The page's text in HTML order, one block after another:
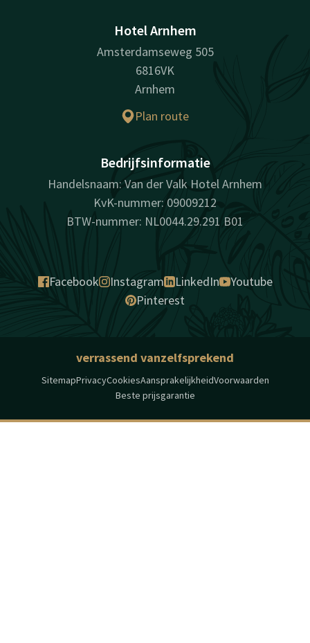
Hotel Arnhem
Amsterdamseweg 505
6816VK
Arnhem
Plan route
Bedrijfsinformatie
Handelsnaam: Van der Valk Hotel Arnhem
KvK-nummer: 09009212
BTW-nummer: NL0044.29.291 B01
Facebook Instagram LinkedIn
Youtube
Pinterest
verrassend vanzelfsprekend
SitemapPrivacyCookiesAansprakelijkheidVoorwaarden
Beste prijsgarantie